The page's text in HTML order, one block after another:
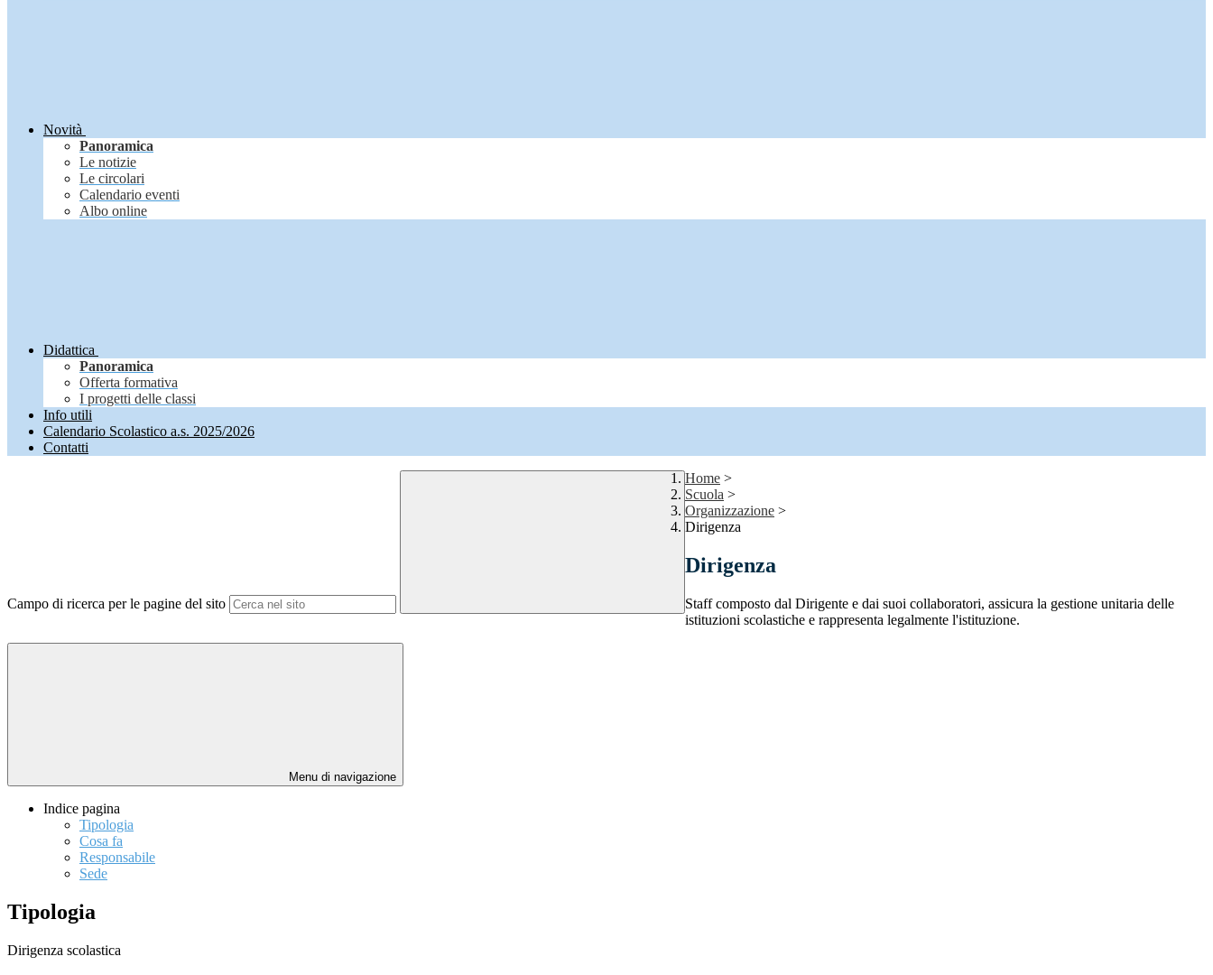
Novità
Panoramica
Le notizie
Le circolari
Calendario eventi
Albo online
Didattica
Panoramica
Offerta formativa
I progetti delle classi
Info utili
Calendario Scolastico a.s. 2025/2026
Contatti
Campo di ricerca per le pagine del sito
Home >
Scuola >
Organizzazione >
Dirigenza
Dirigenza
Staff composto dal Dirigente e dai suoi collaboratori, assicura la gestione unitaria delle
istituzioni scolastiche e rappresenta legalmente l'istituzione.
Menu di navigazione
Indice pagina
Tipologia
Cosa fa
Responsabile
Sede
Tipologia
Dirigenza scolastica